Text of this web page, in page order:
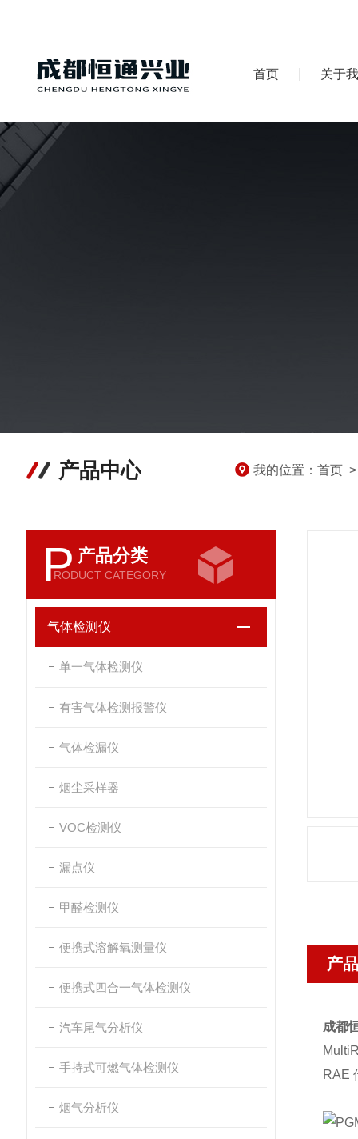
首页 关于
产品中心 我的位置： 首页
P 产品分类
RODUCT CATEGORY
气体检测仪
单一气体检测仪
有害气体检测报警仪
气体检漏仪
烟尘采样器
VOC检测仪
漏点仪
甲醛检测仪
便携式溶解氧测量仪
便携式四合一气体检测仪
汽车尾气分析仪
手持式可燃气体检测仪
烟气分析仪
产
成都
RAE